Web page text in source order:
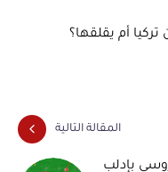
أم يقلقها؟
المقالة التالية
بإدلب